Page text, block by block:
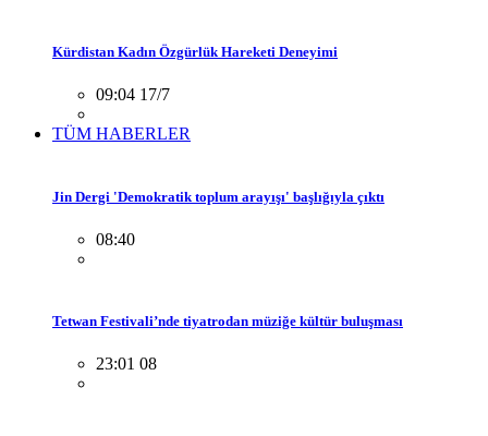
Kürdistan Kadın Özgürlük Hareketi Deneyimi
09:04 17/7
TÜM HABERLER
Jin Dergi 'Demokratik toplum arayışı' başlığıyla çıktı
08:40
Tetwan Festivali’nde tiyatrodan müziğe kültür buluşması
23:01 08